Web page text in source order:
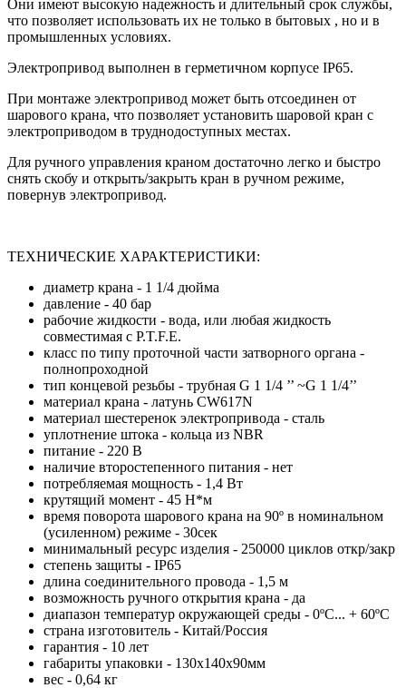
Они имеют высокую надежность и длительный срок службы,
что позволяет использовать их не только в бытовых , но и в
промышленных условиях.
Электропривод выполнен в герметичном корпусе IP65.
При монтаже электропривод может быть отсоединен от
шарового крана, что позволяет установить шаровой кран с
электроприводом в труднодоступных местах.
Для ручного управления краном достаточно легко и быстро
снять скобу и открыть/закрыть кран в ручном режиме,
повернув электропривод.
ТЕХНИЧЕСКИЕ ХАРАКТЕРИСТИКИ:
диаметр крана - 1 1/4 дюйма
давление - 40 бар
рабочие жидкости - вода, или любая жидкость
совместимая с P.T.F.E.
класс по типу проточной части затворного органа -
полнопроходной
тип концевой резьбы - трубная G 1 1/4 ’’ ~G 1 1/4’’
материал крана - латунь CW617N
материал шестеренок электропривода - сталь
уплотнение штока - кольца из NBR
питание - 220 В
наличие второстепенного питания - нет
потребляемая мощность - 1,4 Вт
крутящий момент - 45 Н*м
время поворота шарового крана на 90º в номинальном
(усиленном) режиме - 30сек
минимальный ресурс изделия - 250000 циклов откр/закр
степень защиты - IP65
длина соединительного провода - 1,5 м
возможность ручного открытия крана - да
диапазон температур окружающей среды - 0ºС... + 60ºС
страна изготовитель - Китай/Россия
гарантия - 10 лет
габариты упаковки - 130x140x90мм
вес - 0,64 кг